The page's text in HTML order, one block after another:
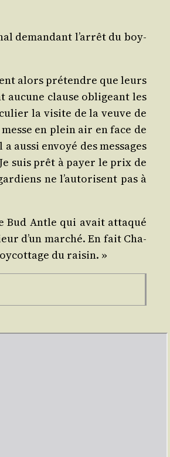
de­mandant l’arrêt du boy­
alors pré­tendre que leurs
au­cune clause obli­geant les
la visite de la veu­ve de
en plein air en face de
aus­si envoyé des mes­sages
suis prêt à payer le prix de
ne l’autorisent pas à
Bud Antle qui avait atta­qué
d’un mar­ché. En fait Cha­
du raisin. »